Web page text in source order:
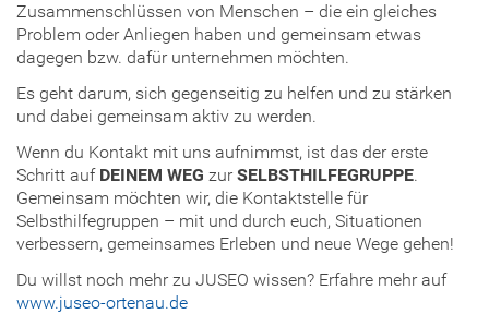
Zusammenschlüssen von Menschen – die ein gleiches
Problem oder Anliegen haben und gemeinsam etwas
dagegen bzw. dafür unternehmen möchten.
Es geht darum, sich gegenseitig zu helfen und zu stärken
und dabei gemeinsam aktiv zu werden.
Wenn du Kontakt mit uns aufnimmst, ist das der erste
Schritt auf DEINEM WEG zurSELBSTHILFEGRUPPE.
Gemeinsam möchten wir, die Kontaktstelle für
Selbsthilfegruppen – mit und durch euch, Situationen
verbessern, gemeinsames Erleben und neue Wege gehen!
Du willst noch mehr zu JUSEO wissen? Erfahre mehr auf
www.juseo-ortenau.de